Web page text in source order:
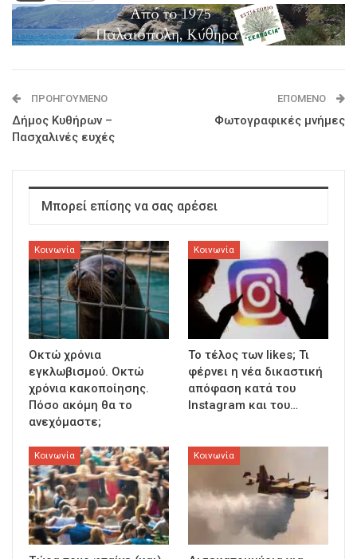
ΠΡΟΗΓΟΎΜΕΝΟ
Δήμος Κυθήρων –
Πασχαλινές ευχές
ΕΠΌΜΕΝΟ
Φωτογραφικές μνήμες
Μπορεί επίσης να σας αρέσει
Κοινωνία
Οκτώ χρόνια
εγκλωβισμού. Οκτώ
χρόνια κακοποίησης.
Πόσο ακόμη θα το
ανεχόμαστε;
Κοινωνία
To τέλος των likes; Τι
φέρνει η νέα δικαστική
απόφαση κατά του
Instagram και του…
Κοινωνία Κοινωνία